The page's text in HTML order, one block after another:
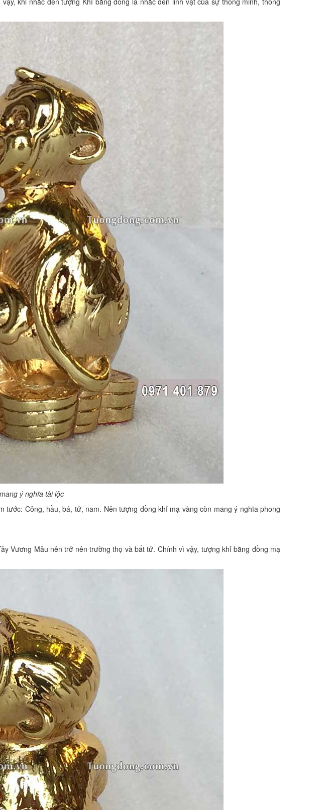
ý nghĩa tài lộc
tước: Công, hầu, bá, tử, nam. Nên tượng đồng khỉ mạ vàng còn mang ý nghĩa phong
Vương Mẫu nên trở nên trường thọ và bất tử. Chính vì vậy, tượng khỉ bằng đồng mạ